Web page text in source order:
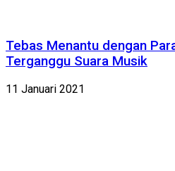
Tebas Menantu dengan
Terganggu Suara Musik
11 Januari 2021